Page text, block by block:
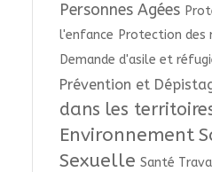
Personnes Agées
l'enfance Protection des
Demande d'asile et
Prévention et
dans les
Environnement
Sexuelle Santé